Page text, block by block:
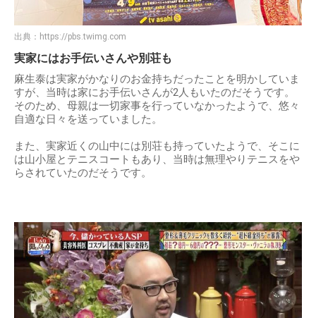
出典： https://pbs.twimg.com
実家にはお手伝いさんや別荘も
麻生泰は実家がかなりのお金持ちだったことを明かしていま
すが、当時は家にお手伝いさんが2人もいたのだそうです。
そのため、母親は一切家事を行っていなかったようで、悠々
自適な日々を送っていました。
また、実家近くの山中には別荘も持っていたようで、そこに
は山小屋とテニスコートもあり、当時は無理やりテニスをや
らされていたのだそうです。